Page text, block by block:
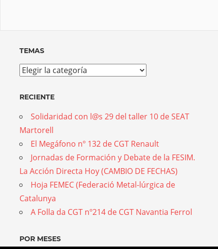
TEMAS
Temas
RECIENTE
Solidaridad con l@s 29 del taller 10 de SEAT
Martorell
El Megáfono nº 132 de CGT Renault
Jornadas de Formación y Debate de la FESIM.
La Acción Directa Hoy (CAMBIO DE FECHAS)
Hoja FEMEC (Federació Metal-lúrgica de
Catalunya
A Folla da CGT nº214 de CGT Navantia Ferrol
POR MESES